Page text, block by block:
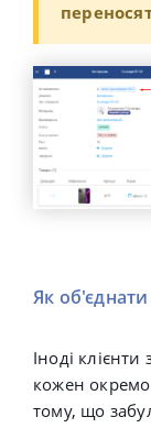
Як
Іноді
кожен
тому, що